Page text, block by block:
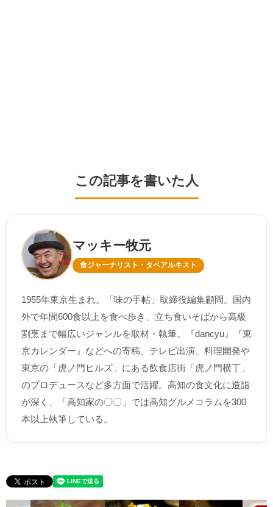
この記事を書いた人
マッキー牧元
食ジャーナリスト・タベアルキスト
1955年東京生まれ。「味の手帖」取締役編集顧問。国内
外で年間600食以上を食べ歩き、立ち食いそばから高級
割烹まで幅広いジャンルを取材・執筆。『dancyu』『東
京カレンダー』などへの寄稿、テレビ出演、料理開発や
東京の「虎ノ門ヒルズ」にある飲食店街「虎ノ門横丁」
のプロデュースなど多方面で活躍。高知の食文化に造詣
が深く、「高知家の〇〇」では高知グルメコラムを300
本以上執筆している。